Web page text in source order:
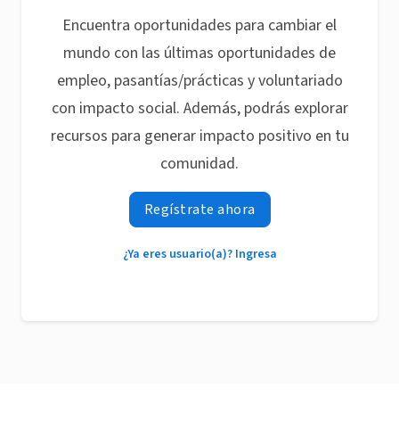
Encuentra oportunidades para cambiar el
mundo con las últimas oportunidades de
empleo, pasantías/prácticas y voluntariado
con impacto social. Además, podrás explorar
recursos para generar impacto positivo en tu
comunidad.
Regístrate ahora
¿Ya eres usuario(a)? Ingresa